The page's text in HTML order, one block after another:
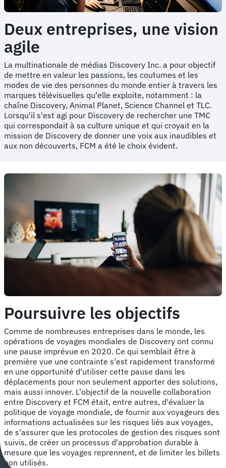
Deux entreprises, une vision
agile
La multinationale de médias Discovery Inc. a pour objectif
de mettre en valeur les passions, les coutumes et les
modes de vie des personnes du monde entier à travers les
marques télévisuelles qu'elle exploite, notamment : la
chaîne Discovery, Animal Planet, Science Channel et TLC.
Lorsqu'il s'est agi pour Discovery de rechercher une TMC
qui correspondait à sa culture unique et qui croyait en la
mission de Discovery de donner une voix aux inaudibles et
aux non découverts, FCM a été le choix évident.
Poursuivre les objectifs
Comme de nombreuses entreprises dans le monde, les
opérations de voyages mondiales de Discovery ont connu
une pause imprévue en 2020. Ce qui semblait être à
première vue une contrainte s'est rapidement transformé
en une opportunité d'utiliser cette pause dans les
déplacements pour non seulement apporter des solutions,
mais aussi innover. L'objectif de la nouvelle collaboration
entre Discovery et FCM était, entre autres, d'évaluer la
politique de voyage mondiale, de fournir aux voyageurs des
informations actualisées sur les risques liés aux voyages,
de s'assurer que les protocoles de gestion des risques sont
suivis, de créer un processus d'approbation durable à
mesure que les voyages reprennent, et de limiter les billets
non utilisés.